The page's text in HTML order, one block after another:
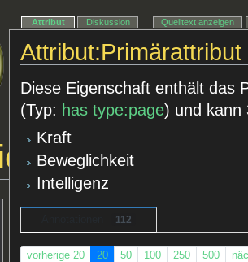
Attribut:Primärattribut
Diese Eigenschaft enthält das
(Typ: has type:page) und kann
Kraft
Beweglichkeit
Intelligenz
112
vorherige 20 20 50 100 250 500
Attribut Diskussion Quelltext anzeigen